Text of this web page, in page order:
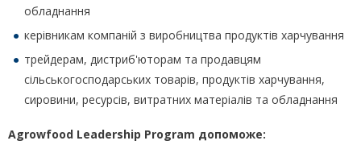
обладнання
керівникам компаній з виробництва продуктів харчування
трейдерам, дистриб'юторам та продавцям
сільськогосподарських товарів, продуктів харчування,
сировини, ресурсів, витратних матеріалів та обладнання
Agrowfood Leadership Program допоможе: